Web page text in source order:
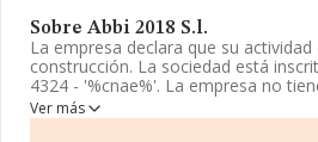
Sobre Abbi 2018 S.l.
La empresa declara que su
construcción. La sociedad está
4324 - '%cnae%'. La empresa no
La sociedadAbbi 2018 S.L, NIF
Ver más